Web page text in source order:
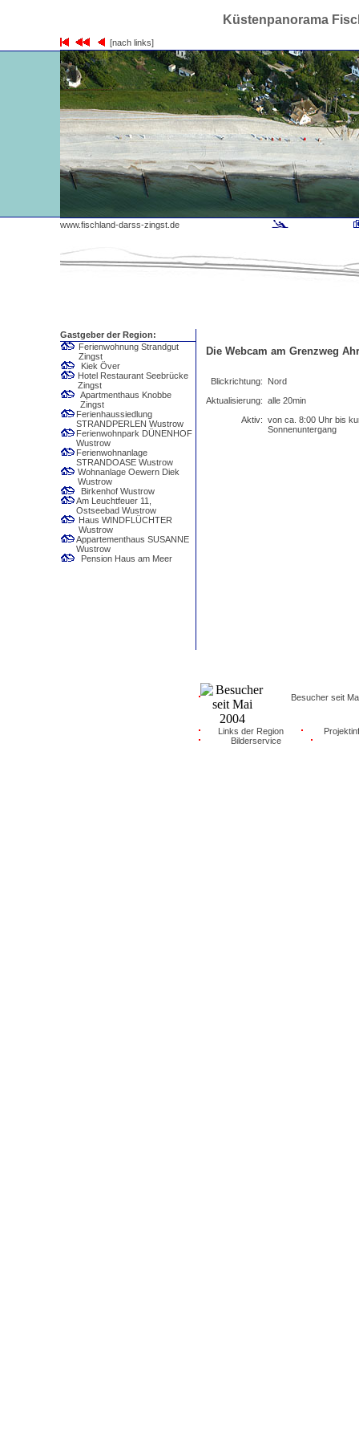
Küstenpanorama
[nach links]
www.fischland-darss-zingst.de
Gastgeber der Region:
Ferienwohnung Strandgut
Zingst
Kiek Över
Hotel Restaurant Seebrücke
Zingst
Apartmenthaus Knobbe
Zingst
Ferienhaussiedlung
STRANDPERLEN Wustrow
Ferienwohnpark DÜNENHOF
Wustrow
Ferienwohnanlage
STRANDOASE Wustrow
Wohnanlage Oewern Diek
Wustrow
Birkenhof Wustrow
Am Leuchtfeuer 11,
Ostseebad Wustrow
Haus WINDFLÜCHTER
Wustrow
Appartementhaus SUSANNE
Wustrow
Pension Haus am Meer
Die Webcam am Grenzweg
Blickrichtung:
Aktualisierung:
Aktiv:
Nord
alle 20min
von ca. 8:00 Uhr bis
Sonnenuntergang
Besucher seit
Links der Region
Bilderservice